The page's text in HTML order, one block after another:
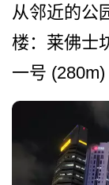
从邻近的公
楼：莱佛士
一号 (280m)